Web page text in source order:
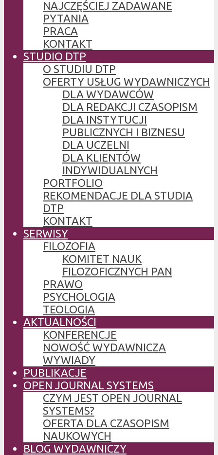
NAJCZĘŚCIEJ ZADAWANE
PYTANIA
PRACA
KONTAKT
STUDIO DTP
O STUDIU DTP
OFERTY USŁUG WYDAWNICZYCH
DLA WYDAWCÓW
DLA REDAKCJI CZASOPISM
DLA INSTYTUCJI
PUBLICZNYCH I BIZNESU
DLA UCZELNI
DLA KLIENTÓW
INDYWIDUALNYCH
PORTFOLIO
REKOMENDACJE DLA STUDIA
DTP
KONTAKT
SERWISY
FILOZOFIA
KOMITET NAUK
FILOZOFICZNYCH PAN
PRAWO
PSYCHOLOGIA
TEOLOGIA
AKTUALNOŚCI
KONFERENCJE
NOWOŚĆ WYDAWNICZA
WYWIADY
PUBLIKACJE
OPEN JOURNAL SYSTEMS
CZYM JEST OPEN JOURNAL
SYSTEMS?
OFERTA DLA CZASOPISM
NAUKOWYCH
BLOG WYDAWNICZY